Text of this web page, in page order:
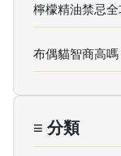
檸檬精油禁忌
布偶貓智商高
≡ 分類